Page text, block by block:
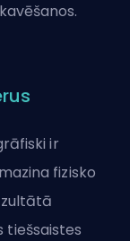
ir
fizisko
tiešsaistes